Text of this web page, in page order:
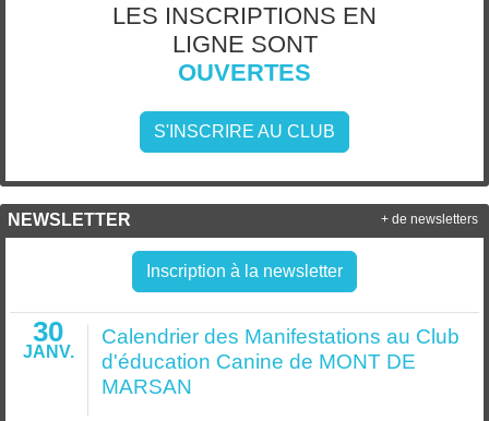
LES INSCRIPTIONS EN
LIGNE SONT
OUVERTES
S'INSCRIRE AU CLUB
NEWSLETTER
Inscription à la newsletter
30
JANV.
Calendrier des Manifestations au Club
d'éducation Canine de MONT DE
MARSAN
+ de newsletters